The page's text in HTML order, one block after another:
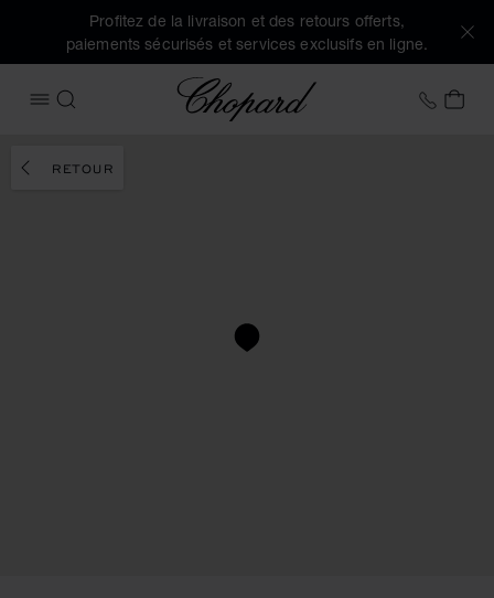
Profitez de la livraison et des retours offerts,
paiements sécurisés et services exclusifs en ligne.
OUVRIR LE MENU
RECHERCHER
Chopard +41
RETOUR